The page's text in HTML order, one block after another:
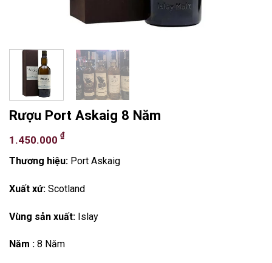
Rượu Port Askaig 8 Năm
1.450.000 ₫
Thương hiệu: Port Askaig
Xuất xứ: Scotland
Vùng sản xuất: Islay
Năm : 8 Năm